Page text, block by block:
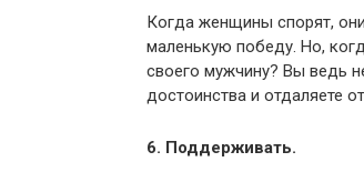
Когда женщины спорят,
маленькую победу. Но,
своего мужчину? Вы ведь
достоинства и отдаляете
6. Поддерживать.